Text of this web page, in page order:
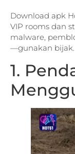
Download apk
VIP rooms dan
malware,
—gunakan bijak.
1.